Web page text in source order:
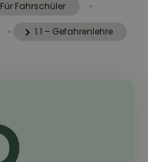
Für Fahrschüler »
»
1.1 – Gefahrenlehre